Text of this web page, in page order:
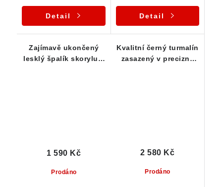
Detail Detail
Zajímavě ukončený
lesklý špalík skorylu s
Prodáno
1 590 Kč
Kvalitní černý turmalín
zasazený v precizně
Prodáno
2 580 Kč